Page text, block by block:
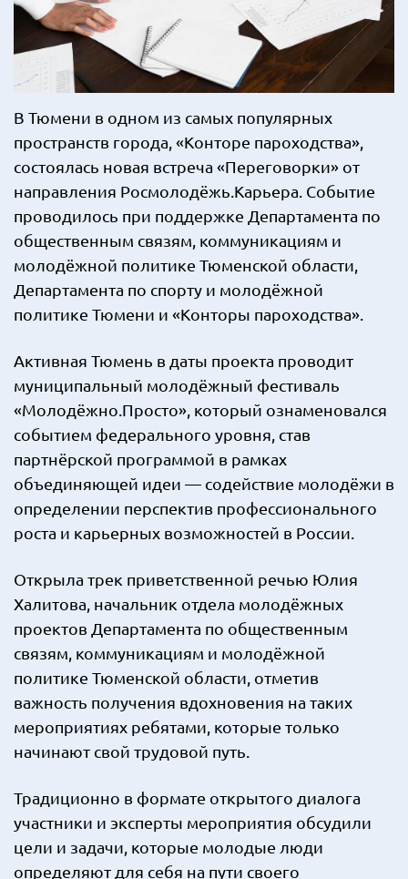
В Тюмени в одном из самых популярных
пространств города, «Конторе пароходства»,
состоялась новая встреча «Переговорки» от
направления Росмолодёжь.Карьера. Событие
проводилось при поддержке Департамента по
общественным связям, коммуникациям и
молодёжной политике Тюменской области,
Департамента по спорту и молодёжной
политике Тюмени и «Конторы пароходства».
Активная Тюмень в даты проекта проводит
муниципальный молодёжный фестиваль
«Молодёжно.Просто», который ознаменовался
событием федерального уровня, став
партнёрской программой в рамках
объединяющей идеи — содействие молодёжи в
определении перспектив профессионального
роста и карьерных возможностей в России.
Открыла трек приветственной речью Юлия
Халитова, начальник отдела молодёжных
проектов Департамента по общественным
связям, коммуникациям и молодёжной
политике Тюменской области, отметив
важность получения вдохновения на таких
мероприятиях ребятами, которые только
начинают свой трудовой путь.
Традиционно в формате открытого диалога
участники и эксперты мероприятия обсудили
цели и задачи, которые молодые люди
определяют для себя на пути своего